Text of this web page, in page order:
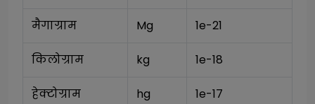
मैगाग्राम Mg 1e-21
किलोग्राम kg 1e-18
हेक्टोग्राम hg 1e-17